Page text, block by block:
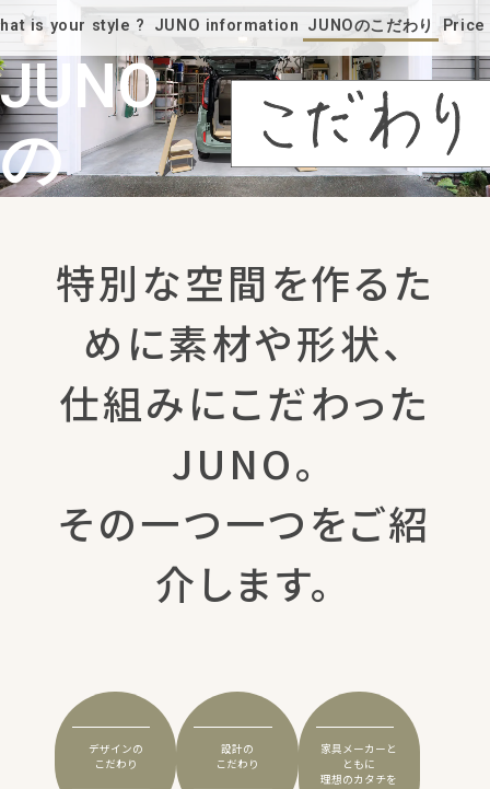
is your style ? JUNO information JUNOのこだわり Price
JUNO
の
特別な空間を作るた
めに素材や形状、
仕組みにこだわった
JUNO。
その一つ一つをご紹
介します。
デザインの
こだわり
設計の
こだわり
家具メーカーと
ともに
理想のカタチを